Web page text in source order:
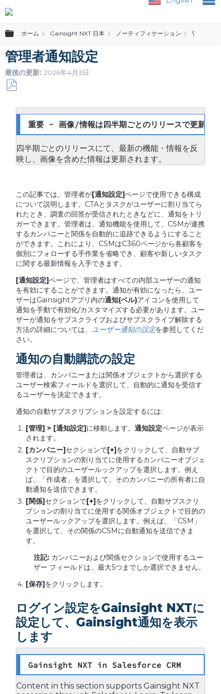
グローバル階層を展開/折りたたむ
ホーム Gainsight NXT 日本 ノーティフィケーション 管理者ガ
管理者通知設定
最後の更新 2026年4月3日
重要 - 画像/情報は四半期ごとのリリースで更新さ
四半期ごとのリリースにて、最新の機能・情報を反
映し、画像を含めた情報は更新されます。
この記事では、管理者が[通知設定]ページで使用できる構成
について説明します。CTAとタスクがユーザーに割り当てら
れたとき、調査の回答が受信されたときなどに、通知をトリ
ガーできます。管理者は、通知機能を使用して、CSMが連携
するカンパニーと関係を自動的に追跡できるようにすること
ができます。これにより、CSMはC360ページから各顧客を
個別にフォローする手作業を省略でき、顧客や新しいタスク
に関する最新情報を入手できます。
[通知設定]ページで、管理者はすべての内部ユーザーの通知
を有効にすることができます。通知が有効になったら、ユー
ザーはGainsightアプリ内の通知(ベル)アイコンを使用して
通知を手動で有効化/カスタマイズする必要があります。ユー
ザーが通知をサブスクライブおよびサブスクライブ解除する
方法の詳細については、 ユーザー通知の設定を参照してくだ
さい。
通知の自動購読の設定
管理者は、カンパニーまたは関係オブジェクトから選択する
ユーザー検索フィールドを選択して、自動的に通知を受信す
るユーザーを決定できます。
通知の自動サブスクリプションを設定するには:
[管理] > [通知設定] に移動します。 通知設定ページが表示
されます。
[カンパニー]セクションで[+]をクリックして、自動サブ
スクリプションの割り当てに使用するカンパニーオブジェ
クトで目的のユーザールックアップを選択します。例え
ば、「作成者」を選択して、そのカンパニーの所有者に自
動通知を送信できます。
[関係]セクションで[+]をクリックして、自動サブスクリ
プションの割り当てに使用する関係オブジェクトで目的の
ユーザールックアップを選択します。例えば、「CSM」
を選択して、その関係のCSMに自動通知を送信できま
す。
注記:カンパニーおよび関係セクションで使用するユー
ザー フィールドは、最大5つまでしか選択できません。
[保存]をクリックします。
ログイン設定をGainsight NXTに
設定して、Gainsight通知を表示
します
Gainsight NXT in Salesforce CRM
Content in this section supports Gainsight NXT